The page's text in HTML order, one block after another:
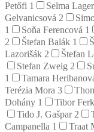
Petőfi 1 Selma
Gelvanicsová 2
1
Soňa Ferencová 1
2
Štefan Balák 1
Lazorišák 2 Štefan
Stefan Zweig 2
1
Tamara
Terézia Mora 3
Dohány 1 Tibor
Tido J. Gašpar 2
Campanella 1 Traat